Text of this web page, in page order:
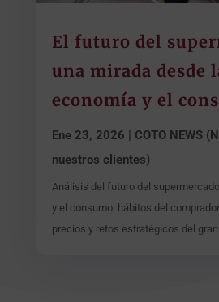
El futuro del
una mirada desde
economía y el
Ene 23, 2026 | COTO NEWS
nuestros clientes)
Análisis del futuro del
y el consumo: hábitos del
precios y retos estratégicos del